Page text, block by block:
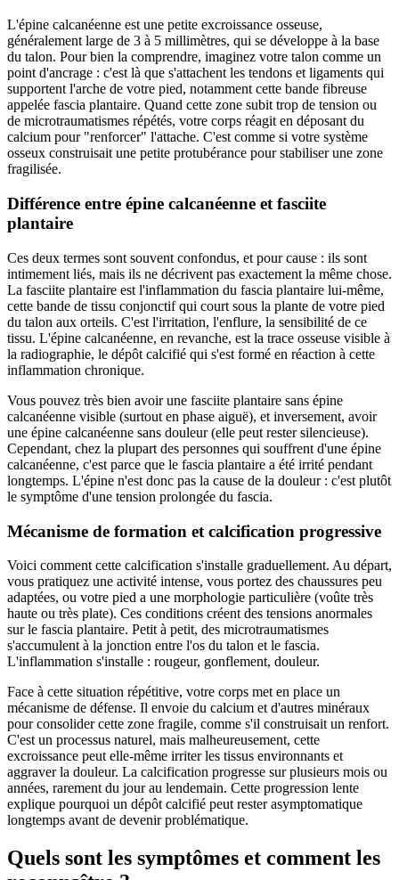
L'épine calcanéenne est une petite excroissance osseuse,
généralement large de 3 à 5 millimètres, qui se développe à la base
du talon. Pour bien la comprendre, imaginez votre talon comme un
point d'ancrage : c'est là que s'attachent les tendons et ligaments qui
supportent l'arche de votre pied, notamment cette bande fibreuse
appelée fascia plantaire. Quand cette zone subit trop de tension ou
de microtraumatismes répétés, votre corps réagit en déposant du
calcium pour "renforcer" l'attache. C'est comme si votre système
osseux construisait une petite protubérance pour stabiliser une zone
fragilisée.
Différence entre épine calcanéenne et fasciite
plantaire
Ces deux termes sont souvent confondus, et pour cause : ils sont
intimement liés, mais ils ne décrivent pas exactement la même chose.
La fasciite plantaire est l'inflammation du fascia plantaire lui-même,
cette bande de tissu conjonctif qui court sous la plante de votre pied
du talon aux orteils. C'est l'irritation, l'enflure, la sensibilité de ce
tissu. L'épine calcanéenne, en revanche, est la trace osseuse visible à
la radiographie, le dépôt calcifié qui s'est formé en réaction à cette
inflammation chronique.
Vous pouvez très bien avoir une fasciite plantaire sans épine
calcanéenne visible (surtout en phase aiguë), et inversement, avoir
une épine calcanéenne sans douleur (elle peut rester silencieuse).
Cependant, chez la plupart des personnes qui souffrent d'une épine
calcanéenne, c'est parce que le fascia plantaire a été irrité pendant
longtemps. L'épine n'est donc pas la cause de la douleur : c'est plutôt
le symptôme d'une tension prolongée du fascia.
Mécanisme de formation et calcification progressive
Voici comment cette calcification s'installe graduellement. Au départ,
vous pratiquez une activité intense, vous portez des chaussures peu
adaptées, ou votre pied a une morphologie particulière (voûte très
haute ou très plate). Ces conditions créent des tensions anormales
sur le fascia plantaire. Petit à petit, des microtraumatismes
s'accumulent à la jonction entre l'os du talon et le fascia.
L'inflammation s'installe : rougeur, gonflement, douleur.
Face à cette situation répétitive, votre corps met en place un
mécanisme de défense. Il envoie du calcium et d'autres minéraux
pour consolider cette zone fragile, comme s'il construisait un renfort.
C'est un processus naturel, mais malheureusement, cette
excroissance peut elle-même irriter les tissus environnants et
aggraver la douleur. La calcification progresse sur plusieurs mois ou
années, rarement du jour au lendemain. Cette progression lente
explique pourquoi un dépôt calcifié peut rester asymptomatique
longtemps avant de devenir problématique.
Quels sont les symptômes et comment les